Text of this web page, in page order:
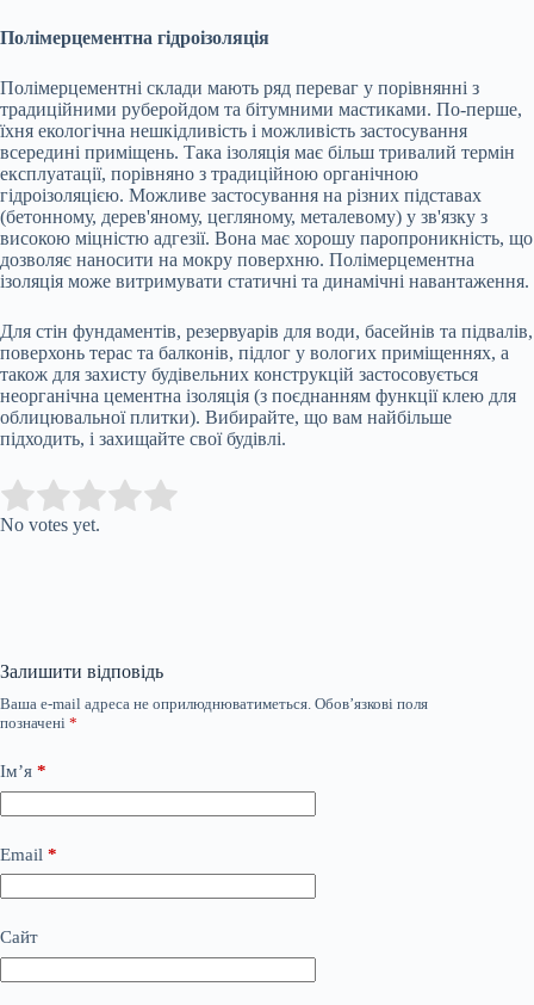
Полімерцементна гідроізоляція
Полімерцементні склади мають ряд переваг у порівнянні з
традиційними руберойдом та бітумними мастиками. По-перше,
їхня екологічна нешкідливість і можливість застосування
всередині приміщень. Така ізоляція має більш тривалий термін
експлуатації, порівняно з традиційною органічною
гідроізоляцією. Можливе застосування на різних підставах
(бетонному, дерев'яному, цегляному, металевому) у зв'язку з
високою міцністю адгезії. Вона має хорошу паропроникність, що
дозволяє наносити на мокру поверхню. Полімерцементна
ізоляція може витримувати статичні та динамічні навантаження.
Для стін фундаментів, резервуарів для води, басейнів та підвалів,
поверхонь терас та балконів, підлог у вологих приміщеннях, а
також для захисту будівельних конструкцій застосовується
неорганічна цементна ізоляція (з поєднанням функції клею для
облицювальної плитки). Вибирайте, що вам найбільше
підходить, і захищайте свої будівлі.
Rate this item:
No votes yet.
Залишити відповідь
Ваша e-mail адреса не оприлюднюватиметься. Обов’язкові поля
позначені *
Ім’я *
Email *
Сайт